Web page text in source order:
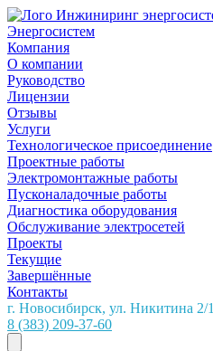
Энергосистем
Компания
О компании
Руководство
Лицензии
Отзывы
Услуги
Технологическое присоединение
Проектные работы
Электромонтажные работы
Пусконаладочные работы
Диагностика оборудования
Обслуживание электросетей
Проекты
Текущие
Завершённые
Контакты
г. Новосибирск, ул. Никитина 2/1
8 (383) 209-37-60